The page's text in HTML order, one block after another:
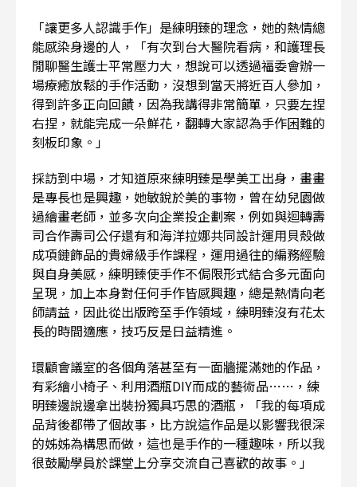
「讓更多人認識手作」是練明臻的理念，她的熱情總
能感染身邊的人，「有次到台大醫院看病，和護理長
閒聊醫生護士平常壓力大，想說可以透過福委會辦一
場療癒放鬆的手作活動，沒想到當天將近百人參加，
得到許多正向回饋，因為我講得非常簡單，只要左捏
右捏，就能完成一朵鮮花，翻轉大家認為手作困難的
刻板印象。」
採訪到中場，才知道原來練明臻是學美工出身，畫畫
是專長也是興趣，她敏銳於美的事物，曾在幼兒園做
過繪畫老師，並多次向企業投企劃案，例如與迴轉壽
司合作壽司公仔還有和海洋拉娜共同設計運用貝殼做
成項鏈飾品的貴婦級手作課程，運用過往的編務經驗
與自身美感，練明臻使手作不侷限形式結合多元面向
呈現，加上本身對任何手作皆感興趣，總是熱情向老
師請益，因此從出版跨至手作領域，練明臻沒有花太
長的時間適應，技巧反是日益精進。
環顧會議室的各個角落甚至有一面牆擺滿她的作品，
有彩繪小椅子、利用酒瓶DIY而成的藝術品……，練
明臻邊說邊拿出裝扮獨具巧思的酒瓶，「我的每項成
品背後都帶了個故事，比方說這作品是以影響我很深
的姊姊為構思而做，這也是手作的一種趣味，所以我
很鼓勵學員於課堂上分享交流自己喜歡的故事。」